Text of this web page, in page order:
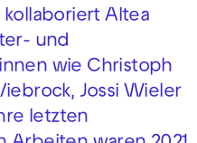
Altea
und
wie Christoph
Jossi Wieler
letzten